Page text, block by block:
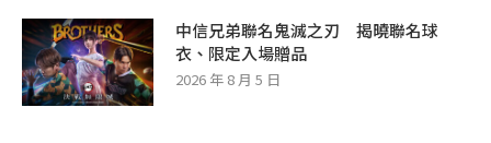
中信兄弟聯名鬼滅之刃 揭曉聯名球
衣、限定入場贈品
2026 年 8 月 5 日